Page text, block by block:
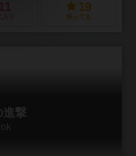
19
持ってる
進撃